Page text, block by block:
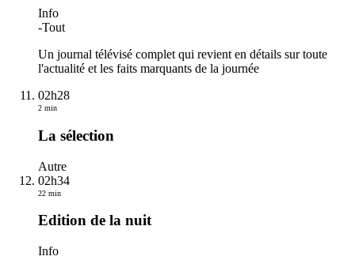
Info
-Tout
Un journal télévisé complet qui revient en détails sur toute
l'actualité et les faits marquants de la journée
02h28
2 min
La sélection
Autre
02h34
22 min
Edition de la nuit
Info